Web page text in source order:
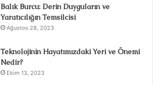
Balık Burcu: Derin Duyguların ve
Yaratıcılığın Temsilcisi
Ağustos 28, 2023
Teknolojinin Hayatımızdaki Yeri ve Önemi
Nedir?
Ekim 13, 2023